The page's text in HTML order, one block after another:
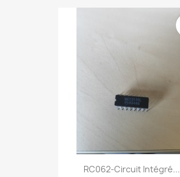
RC062-Circuit Intégré...